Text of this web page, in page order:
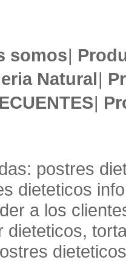
somos|
Natural|
|
postres
dieteticos
a los
dieteticos,